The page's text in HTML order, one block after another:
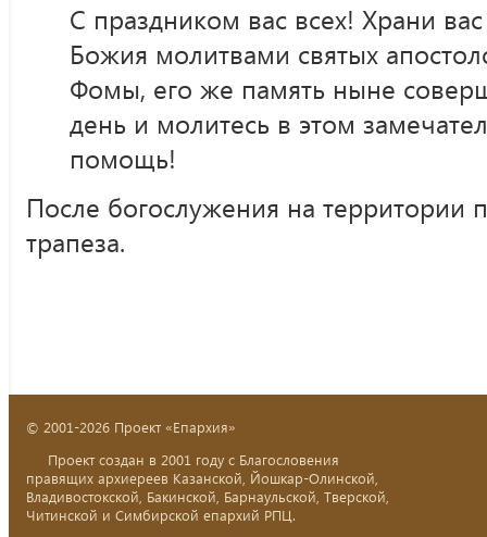
С праздником вас всех! Храни
Божия молитвами святых
Фомы, его же память ныне
день и молитесь в этом
помощь!
После богослужения на территории
трапеза.
© 2001-2026 Проект «Епархия»
Проект создан в 2001 году с Благословения
правящих архиереев Казанской, Йошкар-Олинской,
Владивостокской, Бакинской, Барнаульской, Тверской,
Читинской и Симбирской епархий РПЦ.